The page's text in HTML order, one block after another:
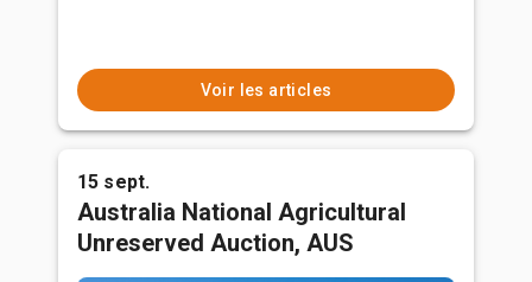
Voir les articles
15 sept.
Australia National Agricultural
Unreserved Auction, AUS